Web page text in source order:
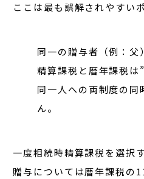
ここは最も誤解されやすい
同一の贈与者（例：父
精算課税と暦年課税は
同一人への両制度の同
ん。
一度相続時精算課税を選択す
贈与については暦年課税の